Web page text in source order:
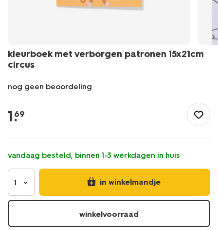
kleurboek met verborgen patronen 15x21cm
circus
nog geen beoordeling
hobby/tekenen-
schilderen/kleurboeken/kleurboek-
verborgen-
patronen-
15x21cm-
circus-
15900470.html
1.
69
vandaag besteld, binnen 1-3 werkdagen in huis
1 in winkelmandje
winkelvoorraad